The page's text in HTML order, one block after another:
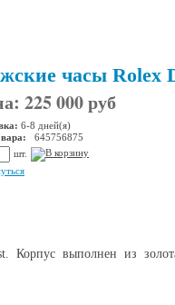
часы Rolex
225 000 руб
6-8 дней(я)
645756875
шт.
Корпус выполнен из